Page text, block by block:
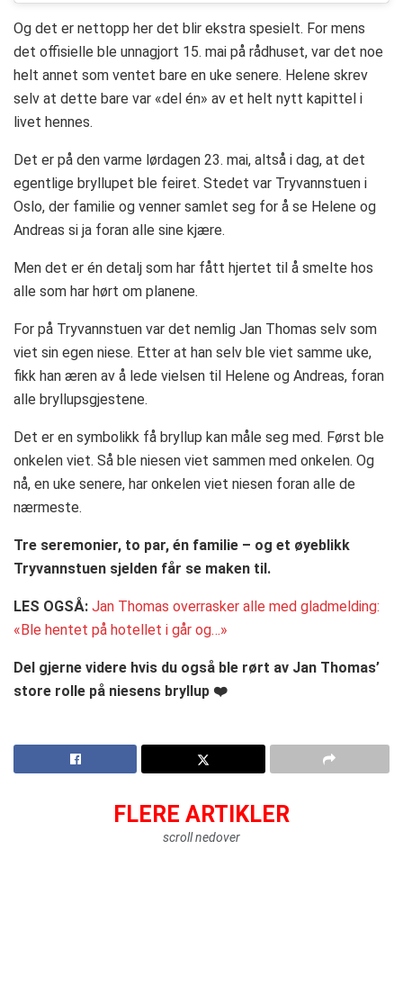
Og det er nettopp her det blir ekstra spesielt. For mens
det offisielle ble unnagjort 15. mai på rådhuset, var det noe
helt annet som ventet bare en uke senere. Helene skrev
selv at dette bare var «del én» av et helt nytt kapittel i
livet hennes.
Det er på den varme lørdagen 23. mai, altså i dag, at det
egentlige bryllupet ble feiret. Stedet var Tryvannstuen i
Oslo, der familie og venner samlet seg for å se Helene og
Andreas si ja foran alle sine kjære.
Men det er én detalj som har fått hjertet til å smelte hos
alle som har hørt om planene.
For på Tryvannstuen var det nemlig Jan Thomas selv som
viet sin egen niese. Etter at han selv ble viet samme uke,
fikk han æren av å lede vielsen til Helene og Andreas, foran
alle bryllupsgjestene.
Det er en symbolikk få bryllup kan måle seg med. Først ble
onkelen viet. Så ble niesen viet sammen med onkelen. Og
nå, en uke senere, har onkelen viet niesen foran alle de
nærmeste.
Tre seremonier, to par, én familie – og et øyeblikk
Tryvannstuen sjelden får se maken til.
LES OGSÅ: Jan Thomas overrasker alle med gladmelding:
«Ble hentet på hotellet i går og…»
Del gjerne videre hvis du også ble rørt av Jan Thomas’
store rolle på niesens bryllup ❤️
FLERE ARTIKLER
scroll nedover